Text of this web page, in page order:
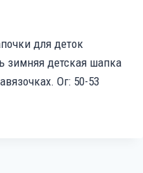
для деток
зимняя детская шапка
Ог: 50-53